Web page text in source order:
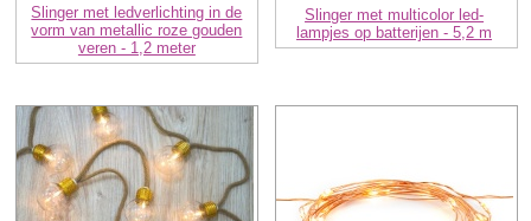
Slinger met ledverlichting in de
vorm van metallic roze gouden
veren - 1,2 meter
Slinger met multicolor led-
lampjes op batterijen - 5,2 m